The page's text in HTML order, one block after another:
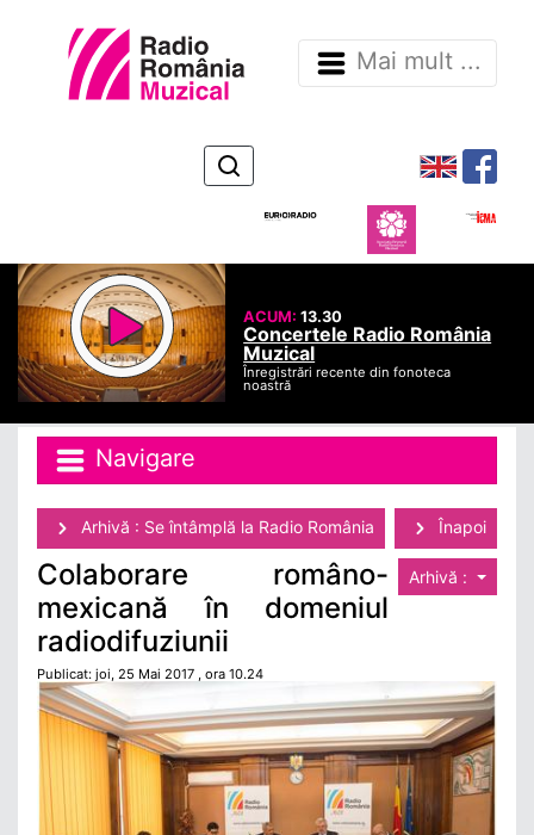
Mai mult ...
ACUM:13.30
Concertele Radio România
Muzical
Înregistrări recente din fonoteca
noastră
Navigare
Arhivă : Se întâmplă la Radio România Înapoi
Arhivă :
Colaborare româno-
mexicană în domeniul
radiodifuziunii
Publicat: joi, 25 Mai 2017 , ora 10.24